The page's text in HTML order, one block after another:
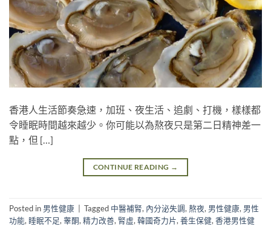
香港人生活節奏急速，加班、夜生活、追劇、打機，樣樣都
令睡眠時間越來越少。你可能以為熬夜只是第二日精神差一
點，但 […]
CONTINUE READING →
Posted in 男性健康 Tagged 中醫補腎, 內分泌失調, 熬夜, 男性健康, 男性
功能, 睡眠不足, 睾酮, 精力改善, 腎虛, 韓國奇力片, 養生保健, 香港男性健